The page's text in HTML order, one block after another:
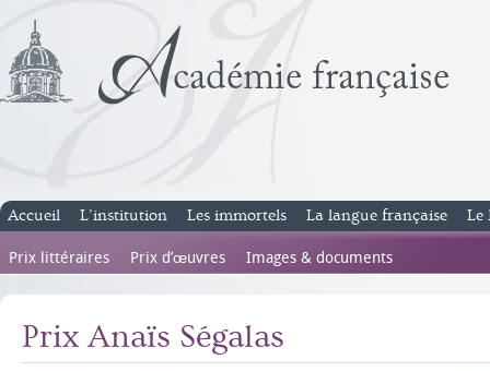
Accueil L’institution Les immortels La langue française Le
Prix littéraires Prix d’œuvres Images & documents
Prix Anaïs Ségalas